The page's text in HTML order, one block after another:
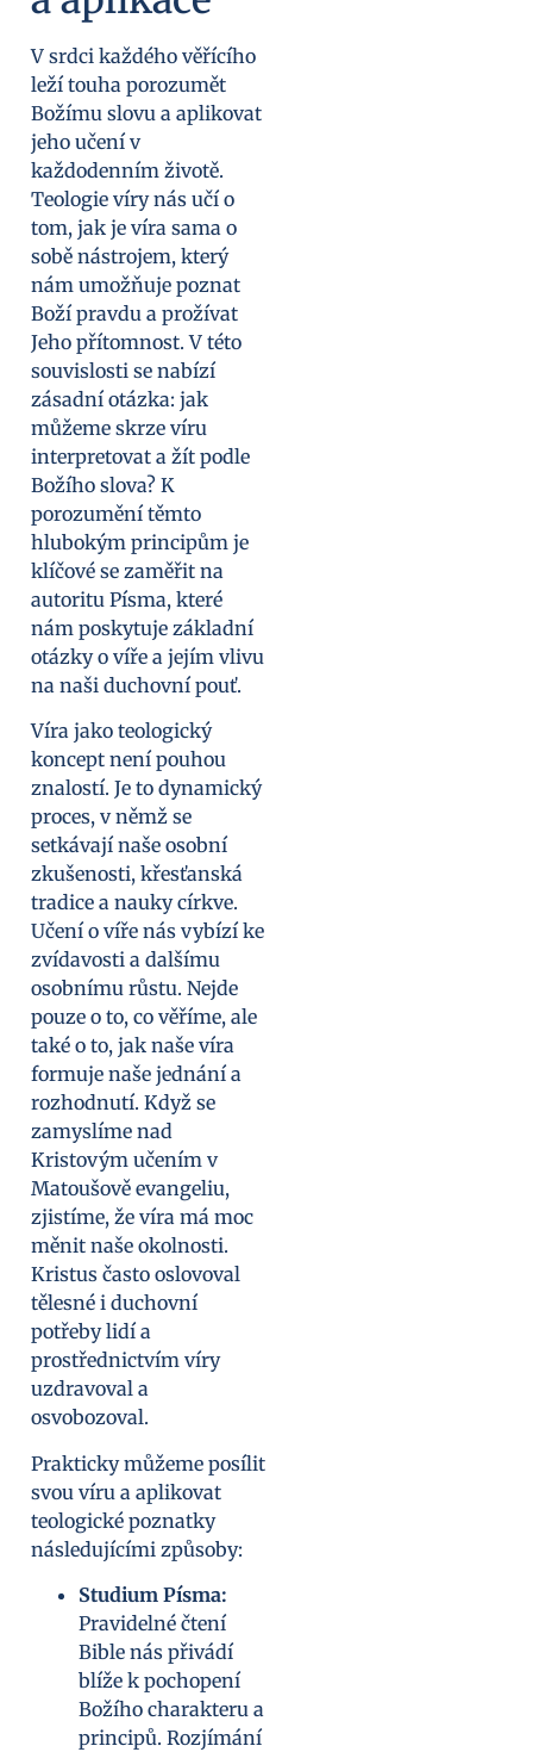
V srdci každého věřícího
leží touha porozumět
Božímu slovu a aplikovat
jeho učení v
každodenním životě.
Teologie víry nás učí o
tom, jak je víra sama o
sobě nástrojem, který
nám umožňuje poznat
Boží pravdu a prožívat
Jeho přítomnost. V této
souvislosti se nabízí
zásadní otázka: jak
můžeme skrze víru
interpretovat a žít podle
Božího slova? K
porozumění těmto
hlubokým principům je
klíčové se zaměřit na
autoritu Písma, které
nám poskytuje základní
otázky o víře a jejím vlivu
na naši duchovní pouť.
Víra jako teologický
koncept není pouhou
znalostí. Je to dynamický
proces, v němž se
setkávají naše osobní
zkušenosti, křesťanská
tradice a nauky církve.
Učení o víře nás vybízí ke
zvídavosti a dalšímu
osobnímu růstu. Nejde
pouze o to, co věříme, ale
také o to, jak naše víra
formuje naše jednání a
rozhodnutí. Když se
zamyslíme nad
Kristovým učením v
Matoušově evangeliu,
zjistíme, že víra má moc
měnit naše okolnosti.
Kristus často oslovoval
tělesné i duchovní
potřeby lidí a
prostřednictvím víry
uzdravoval a
osvobozoval.
Prakticky můžeme posílit
svou víru a aplikovat
teologické poznatky
následujícími způsoby:
Studium Písma:
Pravidelné čtení
Bible nás přivádí
blíže k pochopení
Božího charakteru a
principů. Rozjímání